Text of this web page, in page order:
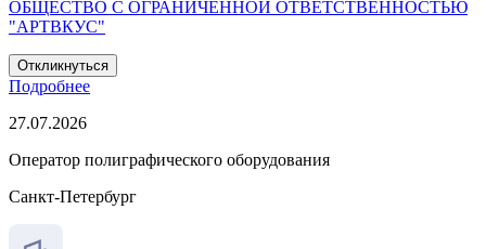
ОБЩЕСТВО С ОГРАНИЧЕННОЙ ОТВЕТСТВЕННОСТЬЮ
"АРТВКУС"
Откликнуться
Подробнее
27.07.2026
Оператор полиграфического оборудования
Санкт-Петербург